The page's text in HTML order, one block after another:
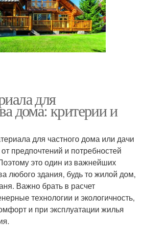
для
дома: критерии и
для частного дома или дачи
предпочтений и потребностей
это один из важнейших
любого здания, будь то жилой дом,
Важно брать в расчет
технологии и экологичность,
и при эксплуатации жилья